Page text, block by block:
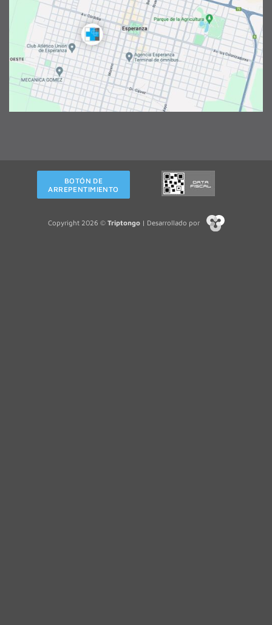
BOTÓN DE
ARREPENTIMIENTO
Copyright 2026 © Triptongo| Desarrollado por